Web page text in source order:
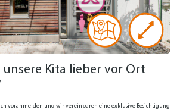
Kita lieber vor Ort
voranmelden und wir vereinbaren eine exklusive Besichtigung